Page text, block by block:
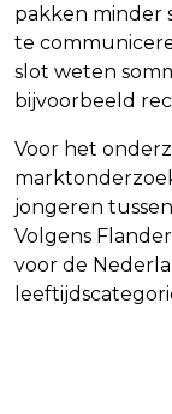
pakken minder
te
slot weten
bijvoorbeeld
Voor het
jongeren
Volgens
voor de